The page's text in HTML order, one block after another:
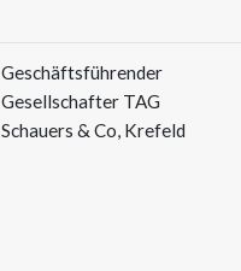
Geschäftsführender
Gesellschafter TAG
Schauers & Co, Krefeld